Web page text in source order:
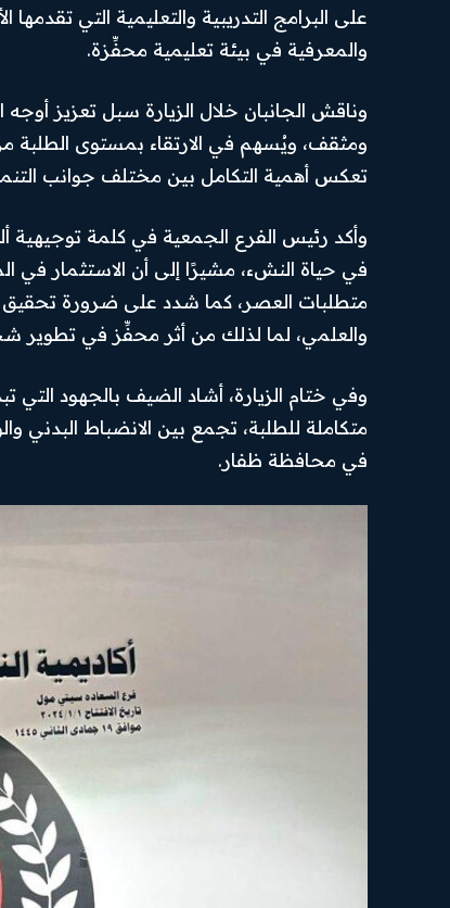
من نحن
تواصل بنا
على البرامج التدريبية والتعليمية التي
والمعرفية في بيئة تعليمية محفِّزة.
وناقش الجانبان خلال الزيارة سبل تعزيز أوجه
ومثقف، ويُسهم في الارتقاء بمستوى الطلبة
تعكس أهمية التكامل بين مختلف جوانب
وأكد رئيس الفرع الجمعية في كلمة توجيهية
في حياة النشء، مشيرًا إلى أن الاستثمار في
متطلبات العصر، كما شدد على ضرورة تحقيق
والعلمي، لما لذلك من أثر محفِّز في تطوير
وفي ختام الزيارة، أشاد الضيف بالجهود
متكاملة للطلبة، تجمع بين الانضباط البدني
في محافظة ظفار.